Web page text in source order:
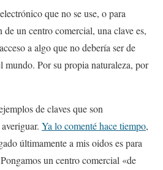
que no se use, o para
un centro comercial, una clave es,
a algo que no debería ser de
mundo. Por su propia naturaleza, por
de claves que son
Ya lo comenté hace tiempo,
últimamente a mis oidos es para
un centro comercial «de